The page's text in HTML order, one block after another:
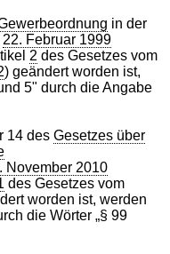
in der
22. Februar 1999
2 des Gesetzes vom
) geändert worden ist,
5" durch die Angabe
14 desGesetzes über
November 2010
des Gesetzes vom
worden ist, werden
die Wörter „§ 99